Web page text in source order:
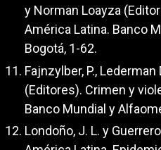
y Norman Loayza
América Latina. Banco
Bogotá, 1-62.
Fajnzylber, P., Lederman
(Editores). Crimen y
Banco Mundial y
Londoño, J. L. y